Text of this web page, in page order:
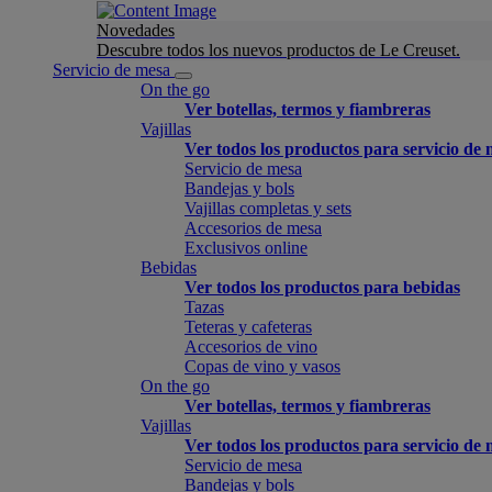
Novedades
Descubre todos los nuevos productos de Le Creuset.
Servicio de mesa
On the go
Ver botellas, termos y fiambreras
Vajillas
Ver todos los productos para servicio de
Servicio de mesa
Bandejas y bols
Vajillas completas y sets
Accesorios de mesa
Exclusivos online
Bebidas
Ver todos los productos para bebidas
Tazas
Teteras y cafeteras
Accesorios de vino
Copas de vino y vasos
On the go
Ver botellas, termos y fiambreras
Vajillas
Ver todos los productos para servicio de
Servicio de mesa
Bandejas y bols